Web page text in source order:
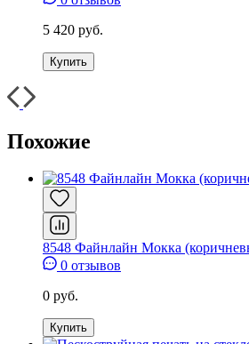
5 420 руб.
Купить
Похожие
8548 Файнлайн Мокка
0 отзывов
0 руб.
Купить